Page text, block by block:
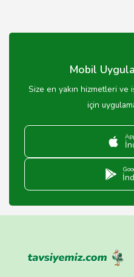
Mobil
Size en yakın hizmetleri
için